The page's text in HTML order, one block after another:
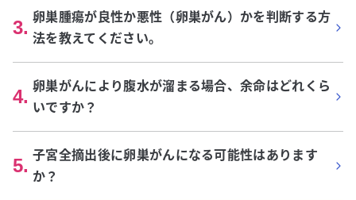
3. 卵巣腫瘍が良性か悪性（卵巣がん）かを判断する方
法を教えてください。
4. 卵巣がんにより腹水が溜まる場合、余命はどれくら
いですか？
5. 子宮全摘出後に卵巣がんになる可能性はあります
か？